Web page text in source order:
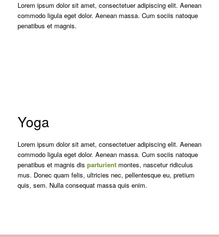
Lorem ipsum dolor sit amet, consectetuer adipiscing elit. Aenean
commodo ligula eget dolor. Aenean massa. Cum sociis natoque
penatibus et magnis.
Yoga
Lorem ipsum dolor sit amet, consectetuer adipiscing elit. Aenean
commodo ligula eget dolor. Aenean massa. Cum sociis natoque
penatibus et magnis dis parturientmontes, nascetur ridiculus
mus. Donec quam felis, ultricies nec, pellentesque eu, pretium
quis, sem. Nulla consequat massa quis enim.